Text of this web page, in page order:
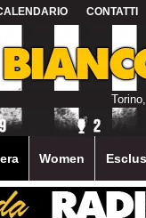
CONTATTI
Women